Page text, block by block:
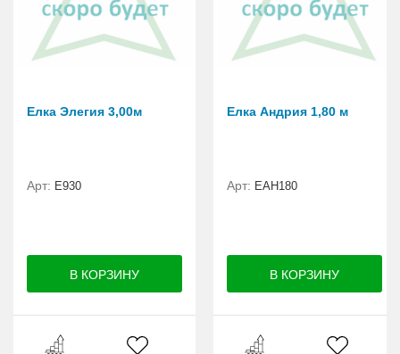
Елка Элегия 3,00м
Арт: Е930
Елка Андрия 1,80 м
Арт: ЕАН180